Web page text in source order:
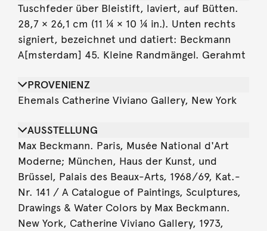
Tuschfeder über Bleistift, laviert, auf Bütten.
28,7 × 26,1 cm (11 ¼ × 10 ¼ in.). Unten rechts
signiert, bezeichnet und datiert: Beckmann
A[msterdam] 45. Kleine Randmängel. Gerahmt
PROVENIENZ
Ehemals Catherine Viviano Gallery, New York
AUSSTELLUNG
Max Beckmann. Paris, Musée National d'Art
Moderne; München, Haus der Kunst, und
Brüssel, Palais des Beaux-Arts, 1968/69, Kat.-
Nr. 141 / A Catalogue of Paintings, Sculptures,
Drawings & Water Colors by Max Beckmann.
New York, Catherine Viviano Gallery, 1973,